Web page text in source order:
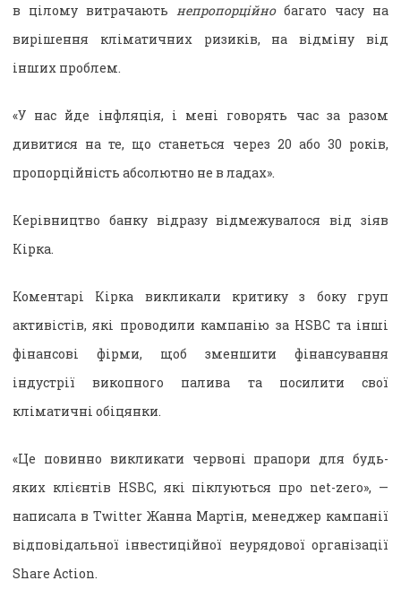
в цілому витрачають непропорційнобагато часу на
вирішення кліматичних ризиків, на відміну від
інших проблем.
«У нас йде інфляція, і мені говорять час за разом
дивитися на те, що станеться через 20 або 30 років,
пропорційність абсолютно не в ладах».
Керівництво банку відразу відмежувалося від зіяв
Кірка.
Коментарі Кірка викликали критику з боку груп
активістів, які проводили кампанію за HSBC та інші
фінансові фірми, щоб зменшити фінансування
індустрії викопного палива та посилити свої
кліматичні обіцянки.
«Це повинно викликати червоні прапори для будь-
яких клієнтів HSBC, які піклуються про net-zero», —
написала в Twitter Жанна Мартін, менеджер кампанії
відповідальної інвестиційної неурядової організації
Share Action.